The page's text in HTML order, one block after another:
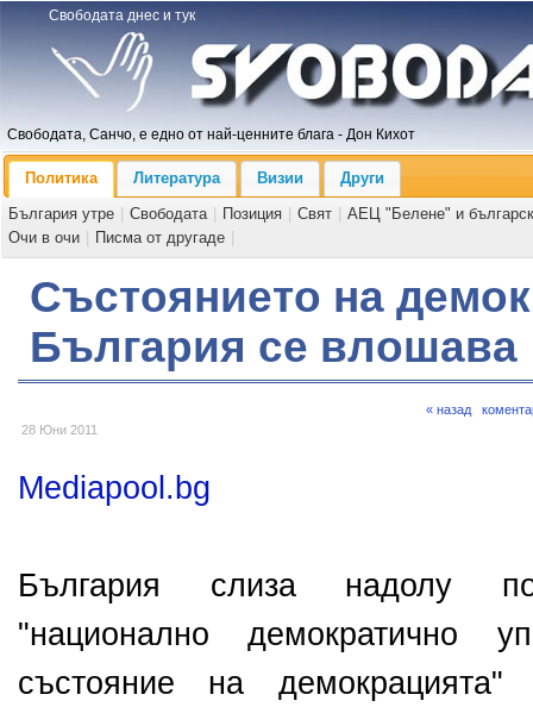
Свободата днес и тук
Свободата, Санчо, е едно от най-ценните блага - Дон Кихот
Политика Литература Визии
Други
България утре
Свободата Позиция Свят
АЕЦ "Белене" и
Очи в очи
Писма от другаде
Състоянието на
България се влошава
28 Юни 2011
« назад
Mediapool.bg
България слиза надолу по
"национално демократично
състояние на